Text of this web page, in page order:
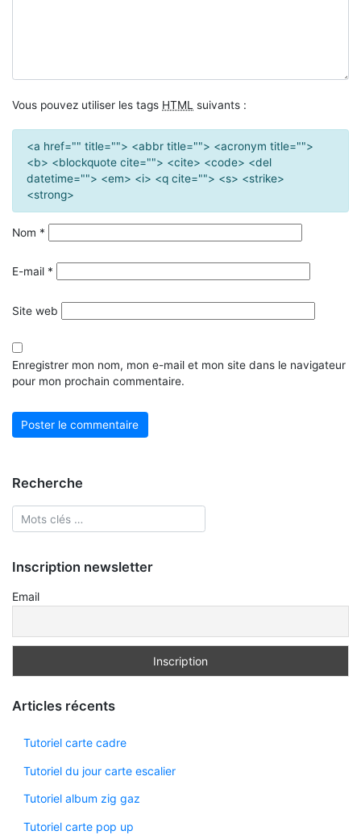
Vous pouvez utiliser les tags HTML suivants :
<a href="" title=""> <abbr title=""> <acronym title="">
<b> <blockquote cite=""> <cite> <code> <del
datetime=""> <em> <i> <q cite=""> <s> <strike>
<strong>
Nom *
E-mail *
Site web
Enregistrer mon nom, mon e-mail et mon site dans le navigateur
pour mon prochain commentaire.
Recherche
Inscription newsletter
Email
Articles récents
Tutoriel carte cadre
Tutoriel du jour carte escalier
Tutoriel album zig gaz
Tutoriel carte pop up